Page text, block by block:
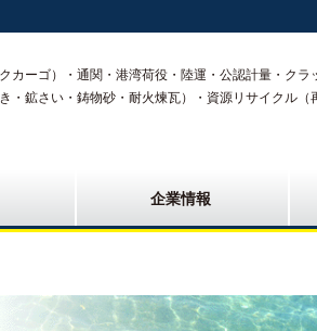
カーゴ）・通関・港湾荷役・陸運・公認計量・クラ
・鉱さい・鋳物砂・耐火煉瓦）・資源リサイクル（
企業情報